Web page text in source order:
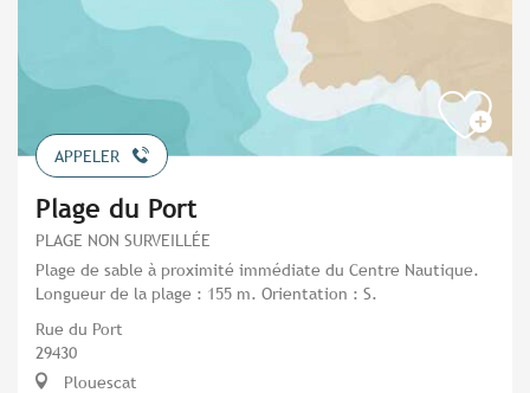
APPELER
Plage du Port
PLAGE NON SURVEILLÉE
Plage de sable à proximité immédiate du Centre Nautique.
Longueur de la plage : 155 m. Orientation : S.
Rue du Port
29430
Plouescat